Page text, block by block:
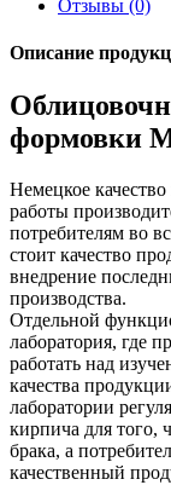
Отзывы (0)
Описание
формовки
Немецкое
работы
потребителям во
стоит качество
внедрение
производства.
Отдельной
лаборатория, где
работать над
качества
лаборатории
кирпича для того,
брака, а
качественный